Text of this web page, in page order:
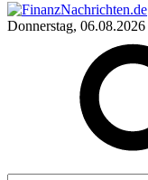
Donnerstag, 06.08.2026